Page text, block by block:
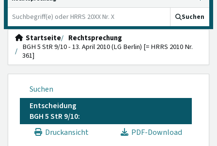
Suchen
Startseite
Rechtsprechung
BGH 5 StR 9/10 - 13. April 2010 (LG Berlin) [= HRRS 2010 Nr.
361]
Suchen
Entscheidung
BGH 5 StR 9/10:
Druckansicht
PDF-Download